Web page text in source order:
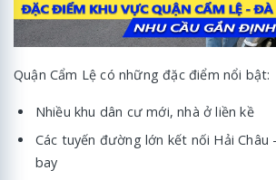
Quận Cẩm Lệ có những đặc điểm nổi bật:
Nhiều khu dân cư mới, nhà ở liền kề
Các tuyến đường lớn kết nối Hải Châu
bay